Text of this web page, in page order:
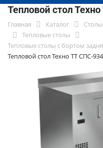
Тепловой стол
Главная Каталог Столы
Тепловые столы
Тепловые столы с бортом
Тепловой стол Техно ТТ СПС-